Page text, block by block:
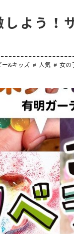
よう！
ー&キッズ 人気 女の